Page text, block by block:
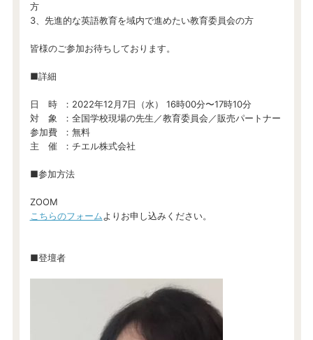
方
3、先進的な英語教育を域内で進めたい教育委員会の方
皆様のご参加お待ちしております。
■詳細
日 時 ：2022年12月7日（水） 16時00分〜17時10分
対 象 ：全国学校現場の先生／教育委員会／販売パートナー
参加費 ：無料
主 催 ：チエル株式会社
■参加方法
ZOOM
こちらのフォームよりお申し込みください。
■登壇者